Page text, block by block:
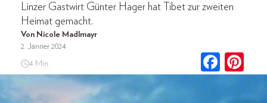
Linzer Gastwirt Günter Hager hat Tibet zur zweiten
Heimat gemacht.
Von Nicole Madlmayr
2. Jänner 2024
4 Min.